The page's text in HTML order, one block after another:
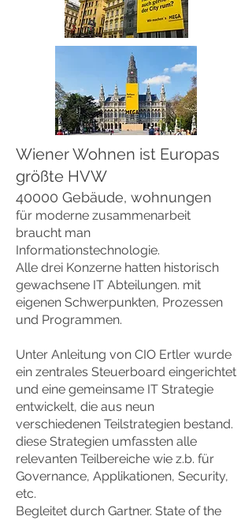
Wiener Wohnen ist Europas
größte HVW
40000 Gebäude, wohnungen
für moderne zusammenarbeit
braucht man
Informationstechnologie.
Alle drei Konzerne hatten historisch
gewachsene IT Abteilungen. mit
eigenen Schwerpunkten, Prozessen
und Programmen.
Unter Anleitung von CIO Ertler wurde
ein zentrales Steuerboard eingerichtet
und eine gemeinsame IT Strategie
entwickelt, die aus neun
verschiedenen Teilstrategien bestand.
diese Strategien umfassten alle
relevanten Teilbereiche wie z.b. für
Governance, Applikationen, Security,
etc.
Begleitet durch Gartner. State of the